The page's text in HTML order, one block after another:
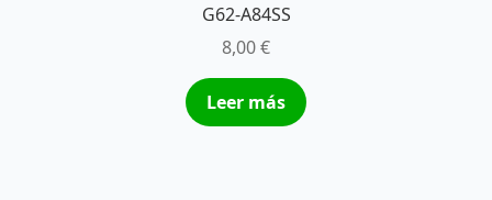
G62-A84SS
8,00€
Leer más